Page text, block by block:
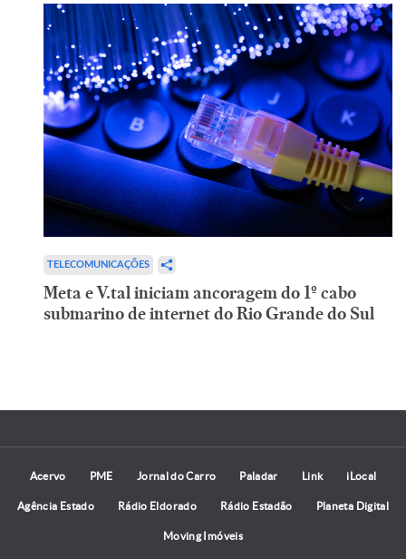
TELECOMUNICAÇÕES
Meta e V.tal iniciam ancoragem do 1º cabo
submarino de internet do Rio Grande do Sul
Acervo PME Jornal do Carro Paladar Link iLocal
Agência Estado Rádio Eldorado Rádio Estadão Planeta Digital
Moving Imóveis